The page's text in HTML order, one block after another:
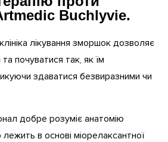
Buchlyvie.
лікування зморшок дозволяє
почуватися так, як їм
здаватися безвиразними чи
добре розуміє анатомію
в основі міорелаксантної